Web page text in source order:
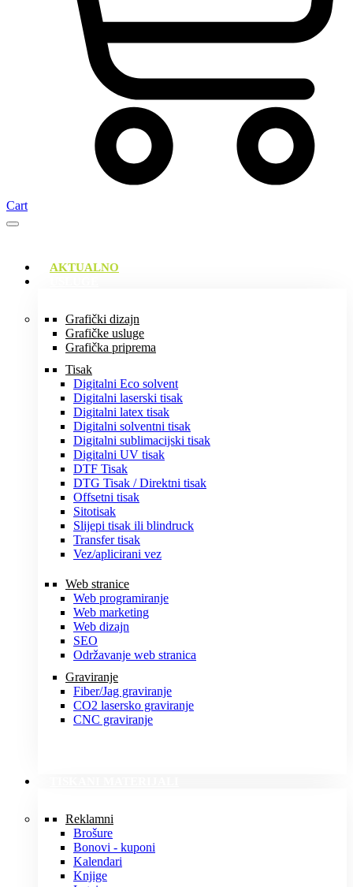
Cart
AKTUALNO
Grafički dizajn
Grafičke usluge
Grafička priprema
Tisak
Digitalni Eco solvent
Digitalni laserski tisak
Digitalni latex tisak
Digitalni solventni tisak
Digitalni sublimacijski tisak
Digitalni UV tisak
DTF Tisak
DTG Tisak / Direktni tisak
Offsetni tisak
Sitotisak
Slijepi tisak ili blindruck
Transfer tisak
Vez/aplicirani vez
Web stranice
Web programiranje
Web marketing
Web dizajn
SEO
Održavanje web stranica
Graviranje
Fiber/Jag graviranje
CO2 lasersko graviranje
CNC graviranje
Reklamni
Brošure
Bonovi - kuponi
Kalendari
Knjige